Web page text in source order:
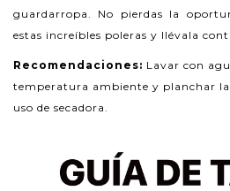
guardarropa. No pierdas la
estas increíbles poleras y llévala
Recomendaciones: Lavar con
temperatura ambiente y planchar
uso de secadora.